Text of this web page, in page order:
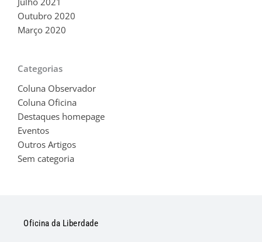
Outubro 2020
Março 2020
Categorias
Coluna Observador
Coluna Oficina
Destaques homepage
Eventos
Outros Artigos
Sem categoria
Oficina da Liberdade